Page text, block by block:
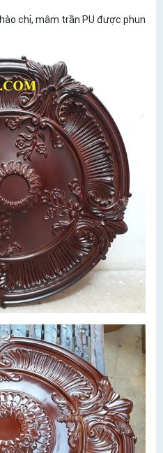
chỉ, mâm trần PU được phun